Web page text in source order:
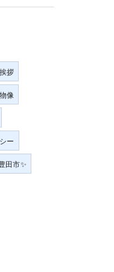
拶
像
ー
田市✨